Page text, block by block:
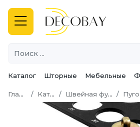
Каталог Шторные Мебельные
Главная Каталог Швейная фурнитура Пуговицы